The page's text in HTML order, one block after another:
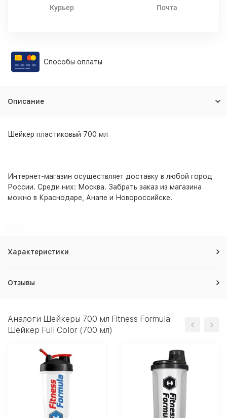
Курьер Почта
Способы оплаты
Описание
Шейкер пластиковый 700 мл
Интернет-магазин осуществляет доставку в любой город
России. Среди них: Москва. Забрать заказ из магазина
можно в Краснодаре, Анапе и Новороссийске.
Характеристики
Отзывы
Аналоги Шейкеры 700 мл Fitness Formula
Шейкер Full Color (700 мл)